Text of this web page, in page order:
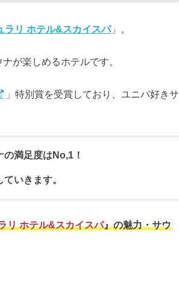
ラリ ホテル&スカイスパ」。
が楽しめるホテルです。
」特別賞を受賞しており、ユニバ好きサ
満足度はNo,1！
いきます。
リ ホテル&スカイスパ』の魅力・サウ